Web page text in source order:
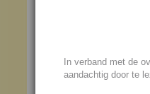
In verband met de
aandachtig door te